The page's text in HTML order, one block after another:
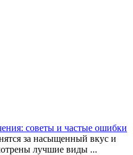
советы и частые ошибки
за насыщенный вкус и
лучшие виды ...